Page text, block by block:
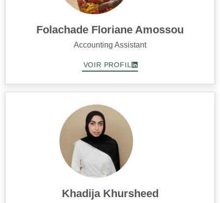
Folachade Floriane Amossou
Accounting Assistant
VOIR PROFIL
Khadija Khursheed